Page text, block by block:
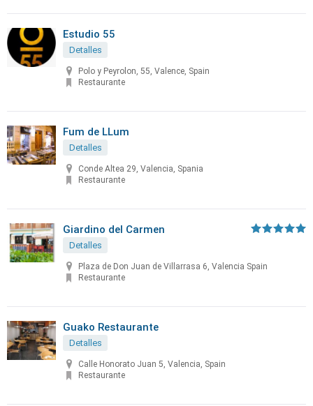
Estudio 55
Detalles
Polo y Peyrolon, 55, Valence, Spain
Restaurante
Fum de LLum
Detalles
Conde Altea 29, Valencia, Spania
Restaurante
Giardino del Carmen
Detalles
Plaza de Don Juan de Villarrasa 6, Valencia Spain
Restaurante
Guako Restaurante
Detalles
Calle Honorato Juan 5, Valencia, Spain
Restaurante